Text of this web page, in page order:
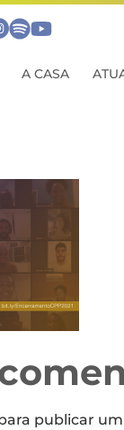
A CASA
publicar